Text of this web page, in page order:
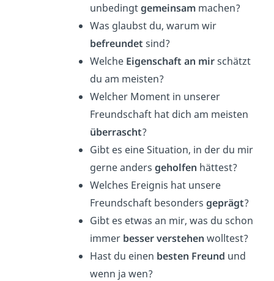
unbedingtgemeinsammachen?
Was glaubst du, warum wir
befreundet sind?
Welche Eigenschaft an mirschätzt
du am meisten?
Welcher Moment in unserer
Freundschaft hat dich am meisten
überrascht?
Gibt es eine Situation, in der du mir
gerne anders geholfen hättest?
Welches Ereignis hat unsere
Freundschaft besonders geprägt?
Gibt es etwas an mir, was du schon
immer besser verstehen wolltest?
Hast du einen besten Freund und
wenn ja wen?